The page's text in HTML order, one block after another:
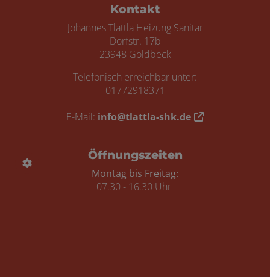
Kontakt
Johannes Tlattla Heizung Sanitär
Dorfstr. 17b
23948 Goldbeck
Telefonisch erreichbar unter:
01772918371
E-Mail: info@tlattla-shk.de
Öffnungszeiten
Montag bis Freitag:
07.30 - 16.30 Uhr